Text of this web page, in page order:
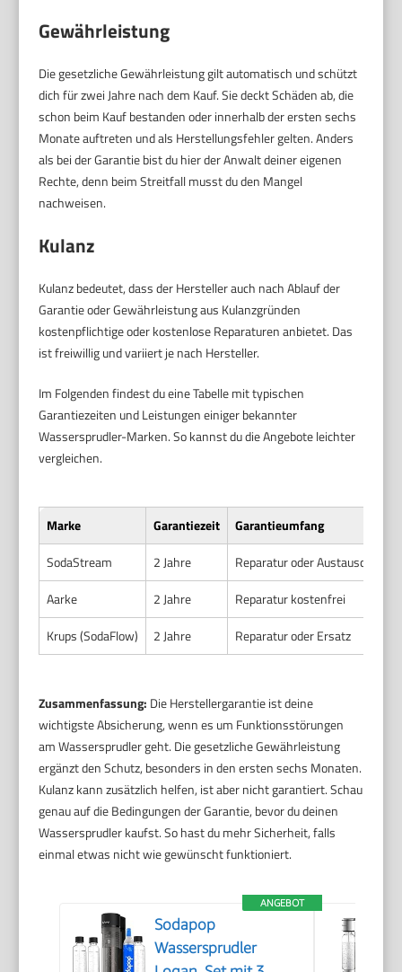
Gewährleistung
Die gesetzliche Gewährleistung gilt automatisch und schützt
dich für zwei Jahre nach dem Kauf. Sie deckt Schäden ab, die
schon beim Kauf bestanden oder innerhalb der ersten sechs
Monate auftreten und als Herstellungsfehler gelten. Anders
als bei der Garantie bist du hier der Anwalt deiner eigenen
Rechte, denn beim Streitfall musst du den Mangel
nachweisen.
Kulanz
Kulanz bedeutet, dass der Hersteller auch nach Ablauf der
Garantie oder Gewährleistung aus Kulanzgründen
kostenpflichtige oder kostenlose Reparaturen anbietet. Das
ist freiwillig und variiert je nach Hersteller.
Im Folgenden findest du eine Tabelle mit typischen
Garantiezeiten und Leistungen einiger bekannter
Wassersprudler-Marken. So kannst du die Angebote leichter
vergleichen.
Marke Garantiezeit
Garantieumfang
SodaStream
2 Jahre
Reparatur oder Austausch bei
Aarke
2 Jahre
Reparatur kostenfrei
Krups (SodaFlow)
2 Jahre Reparatur oder Ersatz
Zusammenfassung: Die Herstellergarantie ist deine
wichtigste Absicherung, wenn es um Funktionsstörungen
am Wassersprudler geht. Die gesetzliche Gewährleistung
ergänzt den Schutz, besonders in den ersten sechs Monaten.
Kulanz kann zusätzlich helfen, ist aber nicht garantiert. Schau
genau auf die Bedingungen der Garantie, bevor du deinen
Wassersprudler kaufst. So hast du mehr Sicherheit, falls
einmal etwas nicht wie gewünscht funktioniert.
ANGEBOT
Sodapop
Wassersprudler